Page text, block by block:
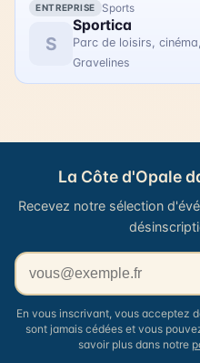
ENTREPRISE Sports
S
Sportica
Gravelines
La Côte d'Opale
Recevez notre sélection
En vous inscrivant, vous acceptez
sont jamais cédées et vous
savoir plus dans notre